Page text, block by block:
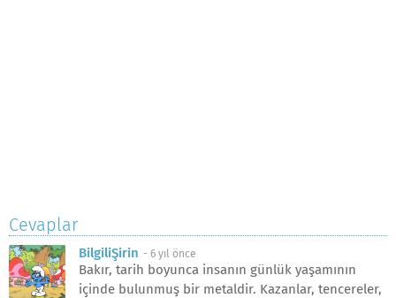
Cevaplar
BilgiliŞirin - 6 yıl önce
Bakır, tarih boyunca insanın günlük yaşamının
içinde bulunmuş bir metaldir. Kazanlar, tencereler,